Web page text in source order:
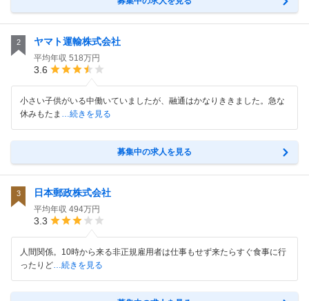
2 ヤマト運輸株式会社
平均年収 518万円
3.6
小さい子供がいる中働いていましたが、融通はかなりききました。急な
休みもたま …続きを見る
募集中の求人を見る
3 日本郵政株式会社
平均年収 494万円
3.3
人間関係。10時から来る非正規雇用者は仕事もせず来たらすぐ食事に行
ったりど…続きを見る